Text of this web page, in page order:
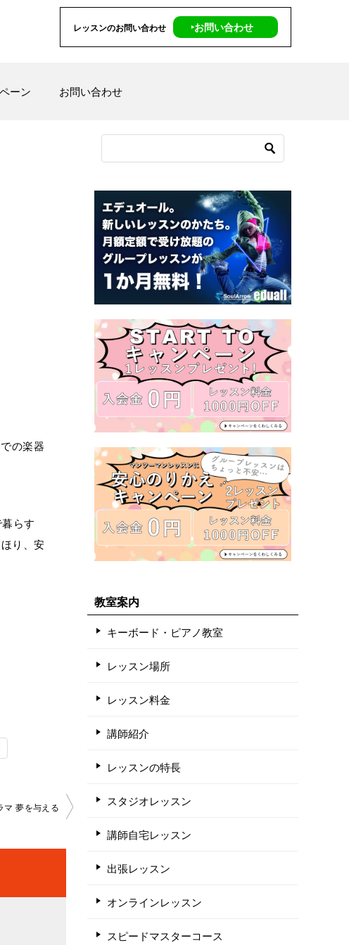
レッスンのお問い合わせ ‣お問い合わせ
ーン お問い合わせ
の楽器
らす
り、安
マ 夢を与える
教室案内
キーボード・ピアノ教室
レッスン場所
レッスン料金
講師紹介
レッスンの特長
スタジオレッスン
講師自宅レッスン
出張レッスン
オンラインレッスン
スピードマスターコース